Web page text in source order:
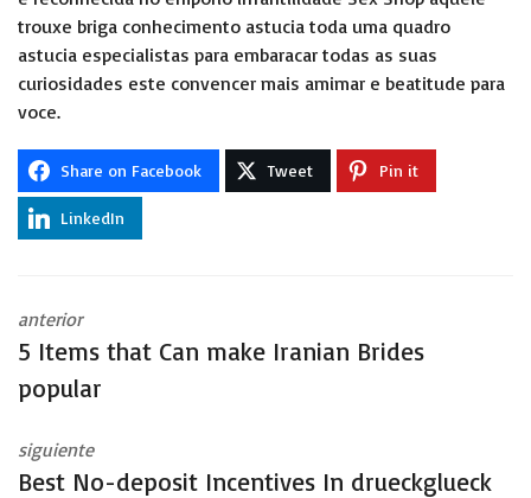
trouxe briga conhecimento astucia toda uma quadro
astucia especialistas para embaracar todas as suas
curiosidades este convencer mais amimar e beatitude para
voce.
Share on Facebook Tweet Pin it
LinkedIn
anterior
5 Items that Can make Iranian Brides
popular
siguiente
Best No-deposit Incentives In drueckglueck